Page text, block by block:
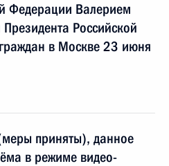
Федерации Валерием
Российской
в Москве 23 июня
приняты), данное
в режиме видео-